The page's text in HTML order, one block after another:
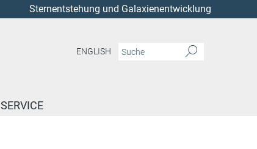
Sternentstehung und Galaxienentwicklung
ENGLISH
SERVICE